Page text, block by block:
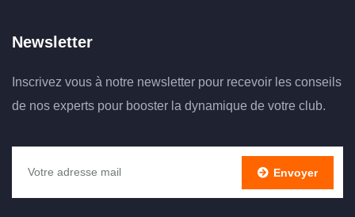
Newsletter
Inscrivez vous à notre newsletter pour recevoir les conseils
de nos experts pour booster la dynamique de votre club.